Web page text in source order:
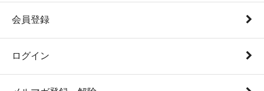
会員登録
ログイン